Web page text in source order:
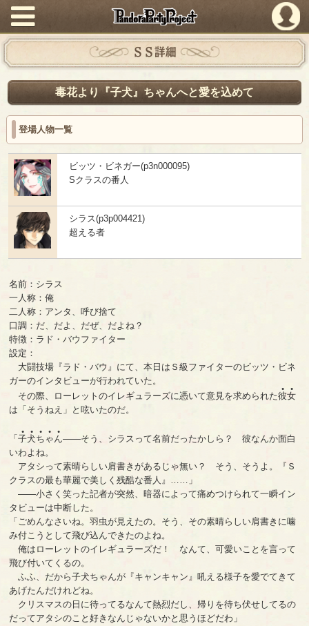
PandoraPartyProject
ＳＳ詳細
毒花より『子犬』ちゃんへと愛を込めて
登場人物一覧
ビッツ・ビネガー(p3n000095)
Sクラスの番人
シラス(p3p004421)
超える者
名前：シラス
一人称：俺
二人称：アンタ、呼び捨て
口調：だ、だよ、だぜ、だよね？
特徴：ラド・バウファイター
設定：
大闘技場『ラド・バウ』にて、本日はＳ級ファイターのビッツ・ビネ
ガーのインタビューが行われていた。
その際、ローレットのイレギュラーズに憑いて意見を求められた彼
●
女
●
は「そうねえ」と呟いたのだ。
「子
●
犬
●
ち
●
ゃ
●
ん
●
――そう、シラスって名前だったかしら？ 彼なんか面白
いわよね。
アタシって素晴らしい肩書きがあるじゃ無い？ そう、そうよ。『Ｓ
クラスの最も華麗で美しく残酷な番人』……」
――小さく笑った記者が突然、暗器によって痛めつけられて一瞬イン
タビューは中断した。
「ごめんなさいね。羽虫が見えたの。そう、その素晴らしい肩書きに噛
み付こうとして飛び込んできたのよね。
俺はローレットのイレギュラーズだ！ なんて、可愛いことを言って
飛び付いてくるの。
ふふ、だから子犬ちゃんが『キャンキャン』吼える様子を愛でてきて
あげたんだけれどね。
クリスマスの日に待ってるなんて熱烈だし、帰りを待ち伏せしてるの
だってアタシのこと好きなんじゃないかと思うほどだわ」